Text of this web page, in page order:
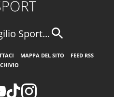
Sport...
MAPPA DEL SITO
FEED RSS